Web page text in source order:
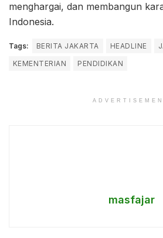
menghargai, dan membangun
Indonesia.
Tags: BERITA JAKARTA HEADLINE
KEMENTERIAN
PENDIDIKAN
masfajar